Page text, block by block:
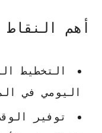
أهم
التخطيط
اليومي في
توفير